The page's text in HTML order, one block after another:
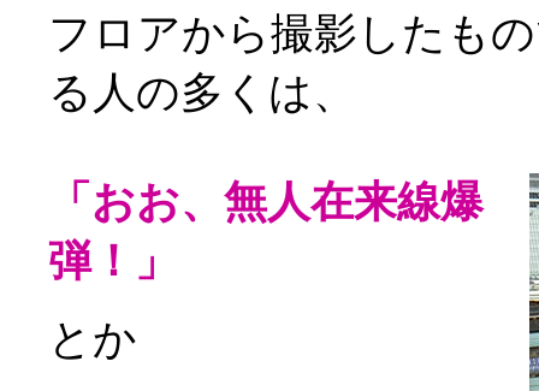
フロアから撮影したも
る人の多くは、
「おお、無人在来線爆
弾！」
とか